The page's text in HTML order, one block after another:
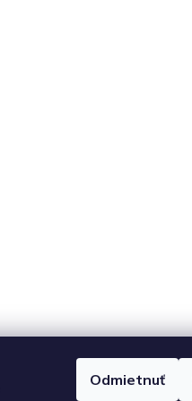
Odmietnuť